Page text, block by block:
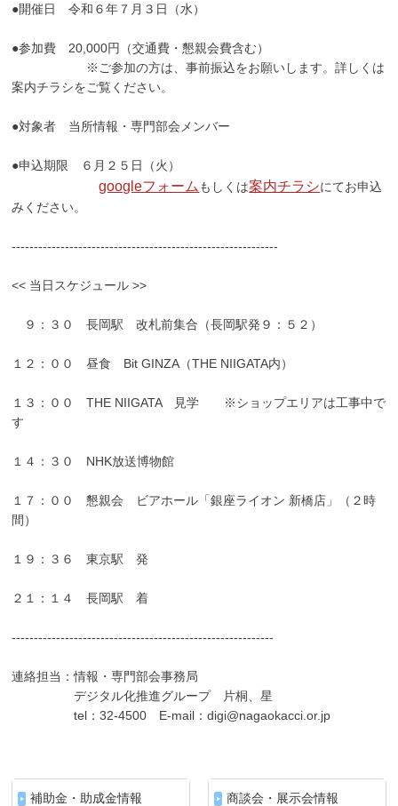
●開催日 令和６年７月３日（水）
●参加費 20,000円（交通費・懇親会費含む）
※ご参加の方は、事前振込をお願いします。詳しくは
案内チラシをご覧ください。
●対象者 当所情報・専門部会メンバー
●申込期限 ６月２５日（火）
googleフォーム もしくは案内チラシにてお申込
みください。
------------------------------------------------------------
<< 当日スケジュール >>
９：３０ 長岡駅 改札前集合（長岡駅発９：５２）
１２：００ 昼食 Bit GINZA（THE NIIGATA内）
１３：００ THE NIIGATA 見学 ※ショップエリアは工事中で
す
１４：３０ NHK放送博物館
１７：００ 懇親会 ビアホール「銀座ライオン 新橋店」（２時
間）
１９：３６ 東京駅 発
２１：１４ 長岡駅 着
-----------------------------------------------------------
連絡担当：情報・専門部会事務局
デジタル化推進グループ 片桐、星
tel：32-4500 E-mail：digi@nagaokacci.or.jp
補助金・助成金情報 商談会・展示会情報